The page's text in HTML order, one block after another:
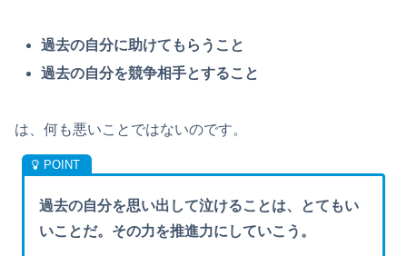
過去の自分に助けてもらうこと
過去の自分を競争相手とすること
は、何も悪いことではないのです。
過去の自分を思い出して泣けることは、とてもい
いことだ。その力を推進力にしていこう。